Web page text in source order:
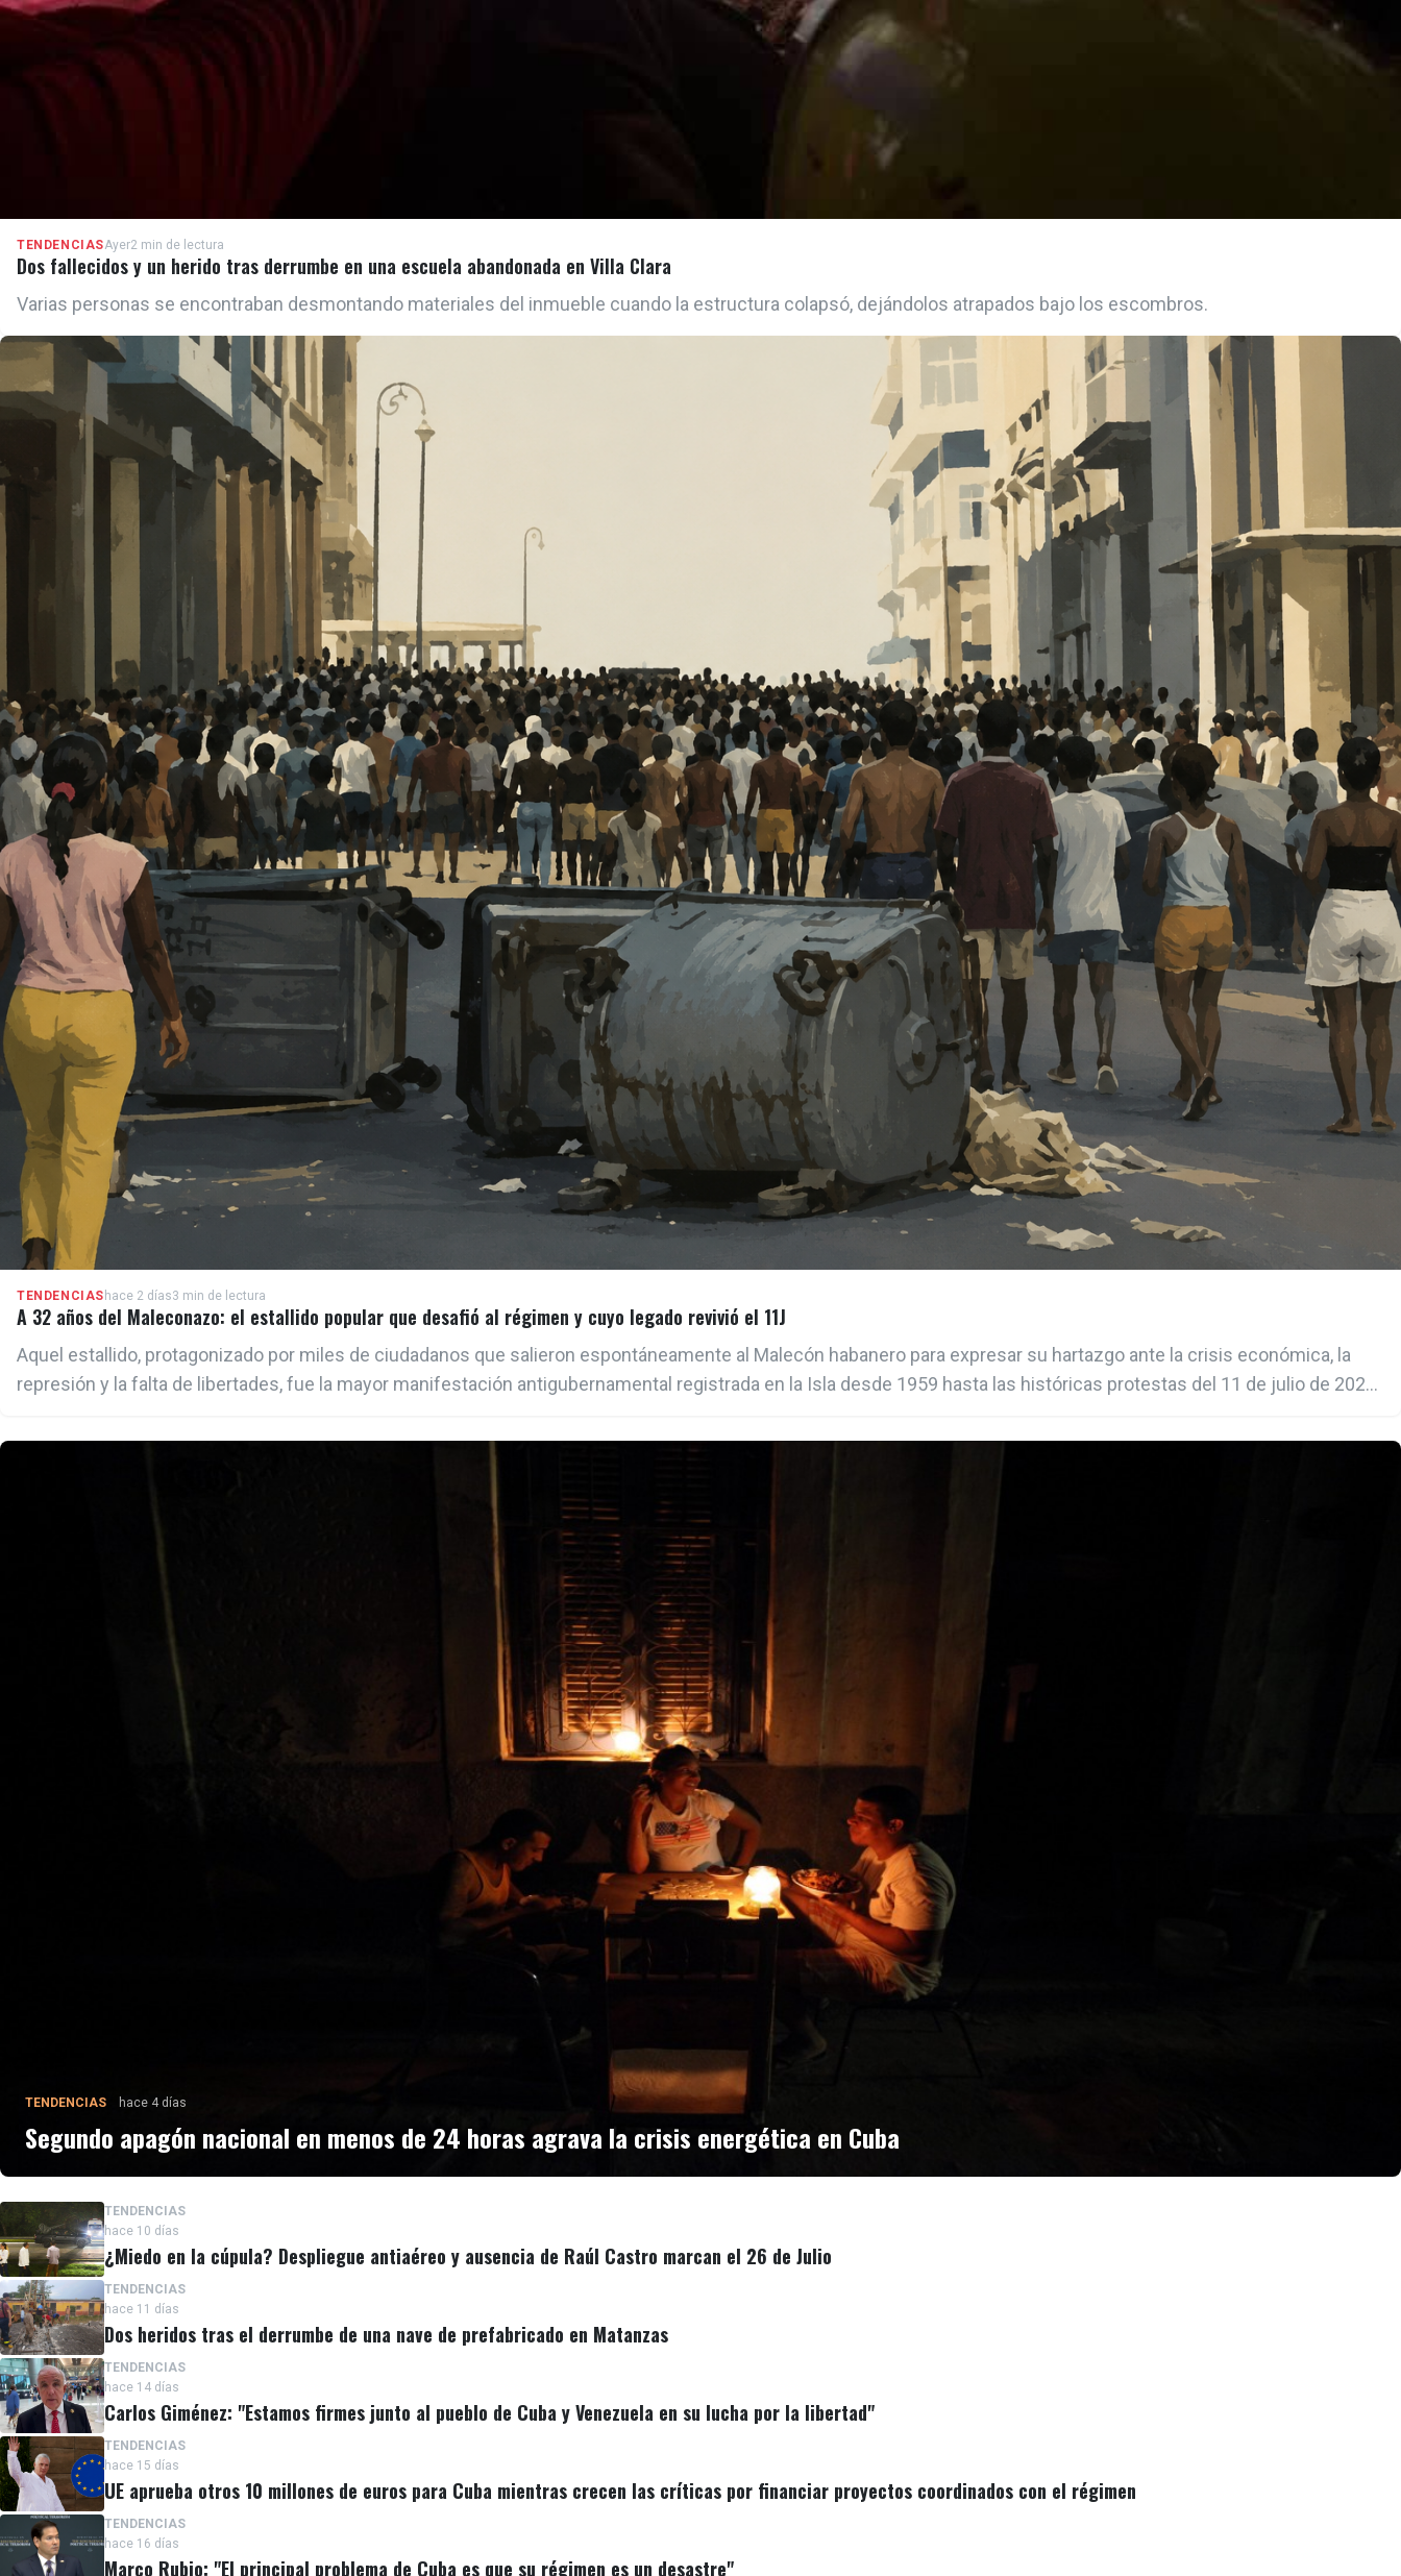
TENDENCIASAyer2 min de lectura
Dos fallecidos y un herido tras derrumbe en una escuela abandonada en Villa Clara
Varias personas se encontraban desmontando materiales del inmueble cuando la estructura colapsó, dejándolos atrapados bajo los escombros.
TENDENCIAS hace 2 días3 min de lectura
A 32 años del Maleconazo: el estallido popular que desafió al régimen y cuyo legado revivió el 11J
Aquel estallido, protagonizado por miles de ciudadanos que salieron espontáneamente al Malecón habanero para expresar su hartazgo ante la crisis económica, la
represión y la falta de libertades, fue la mayor manifestación antigubernamental registrada en la Isla desde 1959 hasta las históricas protestas del 11 de julio de 2021
TENDENCIAS hace 4 días
Segundo apagón nacional en menos de 24 horas agrava la crisis energética en Cuba
TENDENCIAS
hace 10 días
¿Miedo en la cúpula? Despliegue antiaéreo y ausencia de Raúl Castro marcan el 26 de Julio
TENDENCIAS
hace 11 días
Dos heridos tras el derrumbe de una nave de prefabricado en Matanzas
TENDENCIAS
hace 14 días
Carlos Giménez: "Estamos firmes junto al pueblo de Cuba y Venezuela en su lucha por la libertad"
TENDENCIAS
hace 15 días
UE aprueba otros 10 millones de euros para Cuba mientras crecen las críticas por financiar proyectos coordinados con el régimen
TENDENCIAS
hace 16 días
Marco Rubio: "El principal problema de Cuba es que su régimen es un desastre"